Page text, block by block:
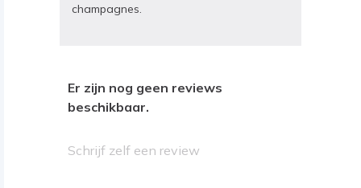
champagnes.
Er zijn nog geen reviews
beschikbaar.
Schrijf zelf een review